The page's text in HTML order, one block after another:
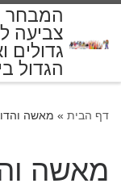
המבחר
צביעה
גדולים
הגדול
דף הבית » מאשה והדוב
מאשה